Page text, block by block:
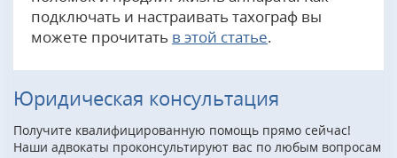
подключать и настраивать тахограф вы
можете прочитать в этой статье.
Юридическая консультация
Получите квалифицированную помощь прямо сейчас!
Наши адвокаты проконсультируют вас по любым вопросам